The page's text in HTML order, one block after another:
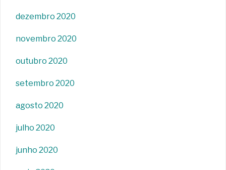
dezembro 2020
novembro 2020
outubro 2020
setembro 2020
agosto 2020
julho 2020
junho 2020